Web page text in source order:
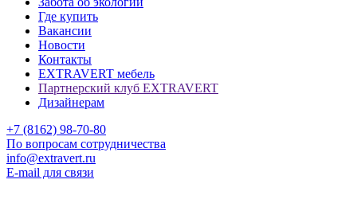
Где купить
Вакансии
Новости
Контакты
EXTRAVERT мебель
Партнерский клуб EXTRAVERT
Дизайнерам
+7 (8162) 98-70-80
По вопросам сотрудничества
info@extravert.ru
E-mail для связи